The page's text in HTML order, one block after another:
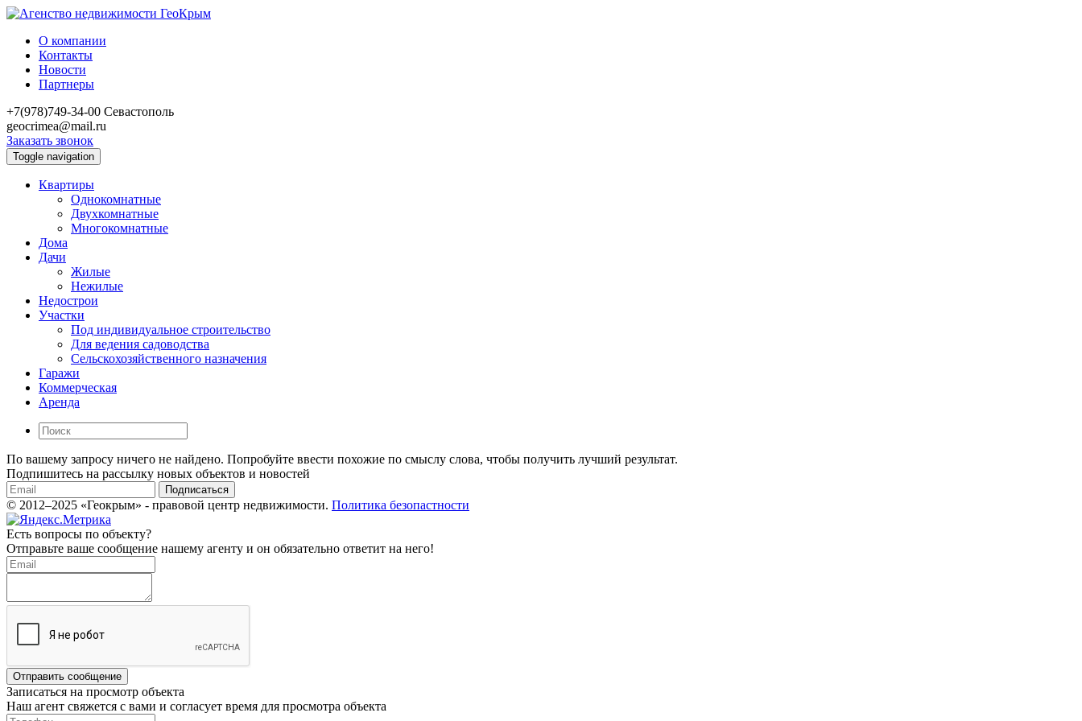
О компании
Контакты
Новости
Партнеры
+7(978)749-34-00 Севастополь
geocrimea@mail.ru
Заказать звонок
Toggle navigation
Квартиры
Однокомнатные
Двухкомнатные
Многокомнатные
Дома
Дачи
Жилые
Нежилые
Недострои
Участки
Под индивидуальное строительство
Для ведения садоводства
Сельскохозяйственного назначения
Гаражи
Коммерческая
Аренда
По вашему запросу ничего не найдено. Попробуйте ввести похожие по смыслу слова, чтобы получить лучший результат.
Подпишитесь на рассылку новых объектов и новостей
Подписаться
© 2012–2025 «Геокрым» - правовой центр недвижимости. Политика безопастности
Есть вопросы по объекту?
Отправьте ваше сообщение нашему агенту и он обязательно ответит на него!
Отправить сообщение
Записаться на просмотр объекта
Наш агент свяжется с вами и согласует время для просмотра объекта